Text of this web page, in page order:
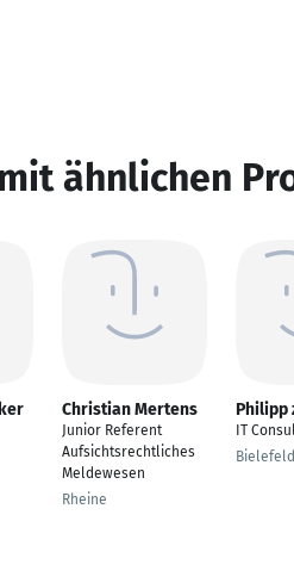
ähnlichen
Christian Mertens
Junior Referent
Aufsichtsrechtliches
Meldewesen
Rheine
Philipp
IT
Bielefeld